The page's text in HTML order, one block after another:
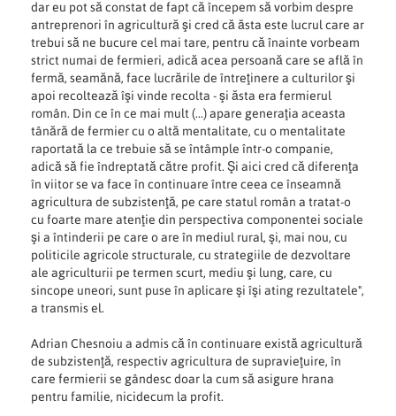
dar eu pot să constat de fapt că începem să vorbim despre
antreprenori în agricultură şi cred că ăsta este lucrul care ar
trebui să ne bucure cel mai tare, pentru că înainte vorbeam
strict numai de fermieri, adică acea persoană care se află în
fermă, seamănă, face lucrările de întreţinere a culturilor şi
apoi recoltează îşi vinde recolta - şi ăsta era fermierul
român. Din ce în ce mai mult (...) apare generaţia aceasta
tânără de fermier cu o altă mentalitate, cu o mentalitate
raportată la ce trebuie să se întâmple într-o companie,
adică să fie îndreptată către profit. Şi aici cred că diferenţa
în viitor se va face în continuare între ceea ce înseamnă
agricultura de subzistenţă, pe care statul român a tratat-o
cu foarte mare atenţie din perspectiva componentei sociale
şi a întinderii pe care o are în mediul rural, şi, mai nou, cu
politicile agricole structurale, cu strategiile de dezvoltare
ale agriculturii pe termen scurt, mediu şi lung, care, cu
sincope uneori, sunt puse în aplicare şi îşi ating rezultatele",
a transmis el.
Adrian Chesnoiu a admis că în continuare există agricultură
de subzistenţă, respectiv agricultura de supravieţuire, în
care fermierii se gândesc doar la cum să asigure hrana
pentru familie, nicidecum la profit.